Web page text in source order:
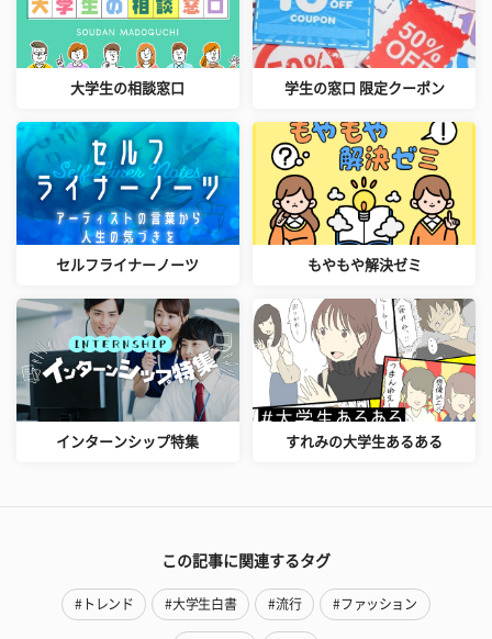
大学生の相談窓口 学生の窓口 限定クーポン
セルフライナーノーツ もやもや解決ゼミ
インターンシップ特集 すれみの大学生あるある
この記事に関連するタグ
#トレンド #大学生白書 #流行 #ファッション